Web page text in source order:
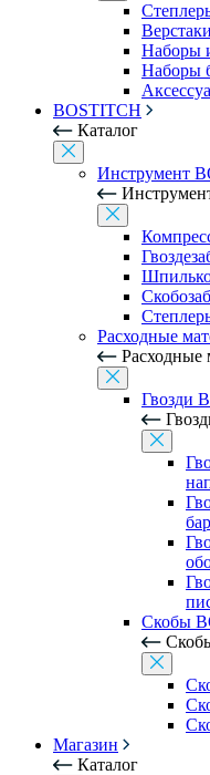
Верстаки
Наборы
Наборы
BOSTITCH
Каталог
Инструмент
Расходные
Расходные
Гвозди
Скобы
Магазин
Каталог